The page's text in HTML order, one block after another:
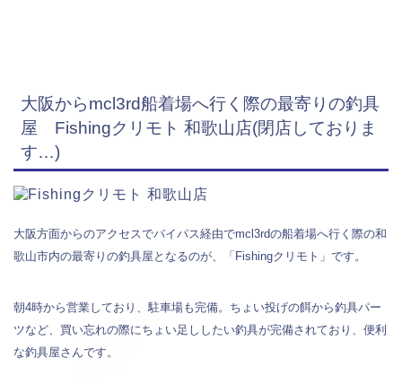
大阪からmcl3rd船着場へ行く際の最寄りの釣具
屋 Fishingクリモト 和歌山店(閉店しておりま
す…)
大阪方面からのアクセスでバイパス経由でmcl3rdの船着場へ行く際の和
歌山市内の最寄りの釣具屋となるのが、「Fishingクリモト」です。
朝4時から営業しており、駐車場も完備。ちょい投げの餌から釣具パー
ツなど、買い忘れの際にちょい足ししたい釣具が完備されており、便利
な釣具屋さんです。